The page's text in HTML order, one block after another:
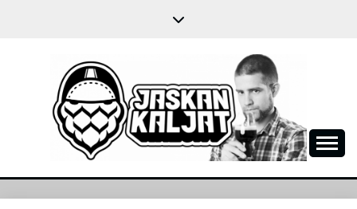
JASKANKALJAT